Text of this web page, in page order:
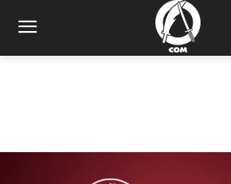
21/07/2025